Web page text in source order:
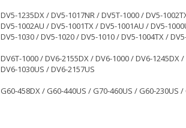
DV5-1235DX / DV5-1017NR / DV5T-1000 / DV5-
DV5-1002AU / DV5-1001TX / DV5-1001AU / DV5-
DV5-1030 / DV5-1020 / DV5-1010 / DV5-1004TX /
DV6T-1000 / DV6-2155DX / DV6-1000 / DV6-1245DX
DV6-1030US / DV6-2157US
G60-458DX / G60-440US / G70-460US / G60-230US